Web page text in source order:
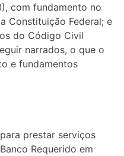
com fundamento no
Constituição Federal; e
do Código Civil
narrados, o que o
e fundamentos
prestar serviços
Requerido em